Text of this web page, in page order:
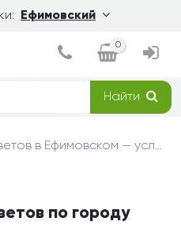
Ефимовский
0
Найти
Доставка цветов в Ефимовском — условия, сроки и стоимость | Grand-Flora
по городу